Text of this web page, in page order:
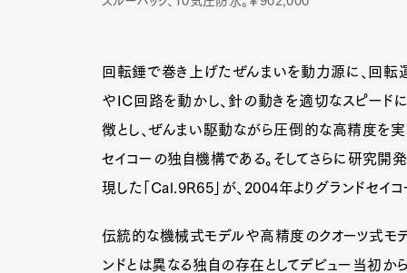
回転錘で巻き上げたぜんまいを動力源に、回
やIC回路を動かし、針の動きを適切なスピードに
徴とし、ぜんまい駆動ながら圧倒的な高精度を実
セイコーの独自機構である。そしてさらに研究開
現した「Cal.9R65」が、2004年よりグランドセイ
伝統的な機械式モデルや高精度のクオーツ式モデ
ンドとは異なる独自の存在としてデビュー当初か